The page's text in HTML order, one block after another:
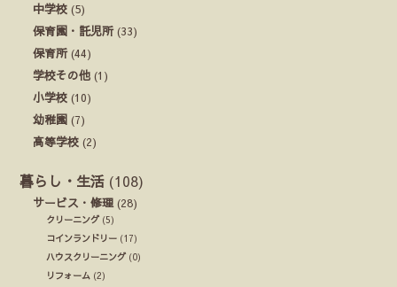
中学校 (5)
保育園・託児所(33)
保育所(44)
学校その他 (1)
小学校 (10)
幼稚園 (7)
高等学校 (2)
暮らし・生活 (108)
サービス・修理 (28)
クリーニング(5)
コインランドリー (17)
ハウスクリーニング(0)
リフォーム (2)